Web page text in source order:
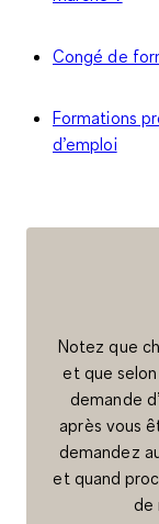
Congé de
Formations
d’emploi
Notez que
et que
demande
après vous
demandez
et quand
de